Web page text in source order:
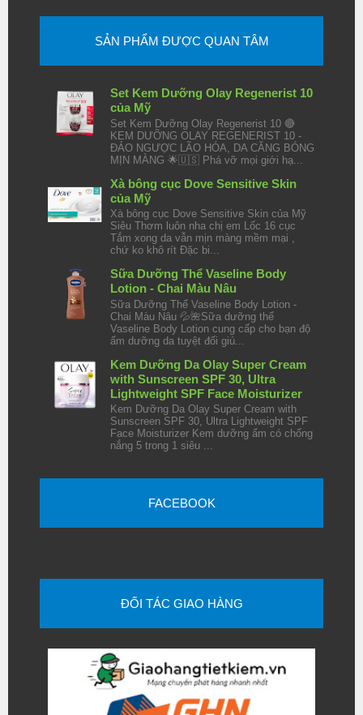
SẢN PHẨM ĐƯỢC QUAN TÂM
Set Kem Dưỡng Olay Regenerist 10
của Mỹ
Set Kem Dưỡng Olay Regenerist 10 🔴
KEM DƯỠNG OLAY REGENERIST 10 -
ĐẢO NGƯỢC LÃO HÓA, DA CĂNG BÓNG
MỊN MÀNG 🌟🇺🇸 Phá vỡ mọi giới hạ...
Xà bông cục Dove Sensitive Skin
của Mỹ
Xà bông cục Dove Sensitive Skin của Mỹ
Siêu Thơm luôn nha chị em Lốc 16 cục
Tắm xong da vẫn mịn màng mềm mại ,
chứ ko khô rít Đặc bi...
Sữa Dưỡng Thể Vaseline Body
Lotion - Chai Màu Nâu
Sữa Dưỡng Thể Vaseline Body Lotion -
Chai Màu Nâu 💦🌺Sữa dưỡng thể
Vaseline Body Lotion cung cấp cho bạn độ
ẩm dưỡng da tuyệt đối giú...
Kem Dưỡng Da Olay Super Cream
with Sunscreen SPF 30, Ultra
Lightweight SPF Face Moisturizer
Kem Dưỡng Da Olay Super Cream with
Sunscreen SPF 30, Ultra Lightweight SPF
Face Moisturizer Kem dưỡng ẩm có chống
nắng 5 trong 1 siêu ...
FACEBOOK
ĐỐI TÁC GIAO HÀNG